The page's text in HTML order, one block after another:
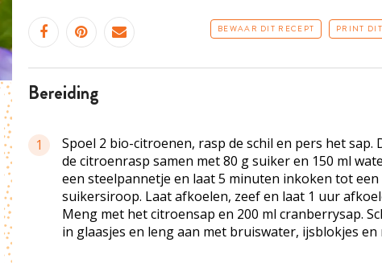
BEWAAR DIT RECEPT PRINT
bereiding
1
Spoel 2 bio-citroenen, rasp de schil en pers het sap.
de citroenrasp samen met 80 g suiker en 150 ml
een steelpannetje en laat 5 minuten inkoken tot een
suikersiroop. Laat afkoelen, zeef en laat 1 uur
Meng met het citroensap en 200 ml cranberrysap.
in glaasjes en leng aan met bruiswater, ijsblokjes en